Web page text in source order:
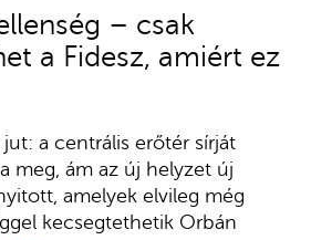
– csak
a Fidesz, amiért ez
jut: a centrális erőtér sírját
meg, ám az új helyzet új
amelyek elvileg még
kecsegtethetik Orbán